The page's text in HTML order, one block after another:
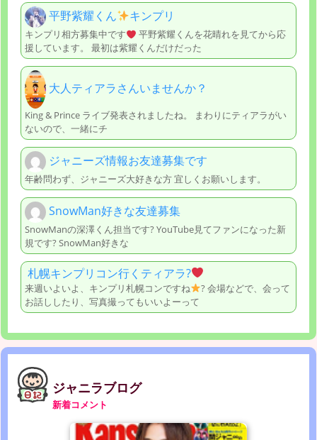
平野紫耀くん キンプリ
キンプリ相方募集中です
平野紫耀くんを花晴れを見てから応
援しています。 最初は紫耀くんだけだった
大人ティアラさんいませんか？
King & Prince ライブ発表されましたね。 まわりにティアラがい
ないので、一緒にチ
ジャニーズ情報お友達募集です
年齢問わず、ジャニーズ大好きな方 宜しくお願いします。
SnowMan好きな友達募集
SnowManの深澤くん担当です? YouTube見てファンになった新
規です? SnowMan好きな
札幌キンプリコン行くティアラ?
来週いよいよ、キンプリ札幌コンですね
? 会場などで、会って
お話ししたり、写真撮ってもいいよーって
ジャニラブログ
新着コメント